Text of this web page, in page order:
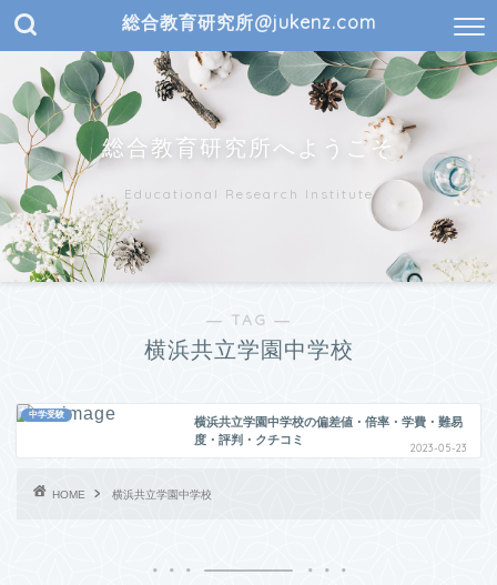
総合教育研究所@jukenz.com
総合教育研究所へようこそ
Educational Research Institute
― TAG ―
横浜共立学園中学校
中学受験
横浜共立学園中学校の偏差値・倍率・学費・難易
度・評判・クチコミ
2023-05-23
HOME 横浜共立学園中学校